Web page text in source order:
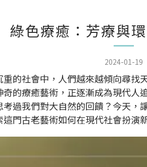
綠色療癒：芳療與
2024-01-19
的社會中，人們越來越傾向尋
的療癒藝術，正逐漸成為現代
過我們對大自然的回饋？今天
門古老藝術如何在現代社會扮演